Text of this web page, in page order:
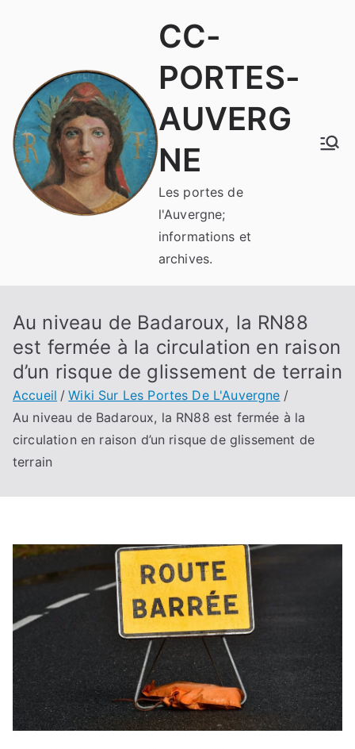
CC-
PORTES-
AUVERG
NE
Les portes de
l'Auvergne;
informations et
archives.
Au niveau de Badaroux, la RN88
est fermée à la circulation en raison
d’un risque de glissement de terrain
Accueil
Wiki Sur Les Portes De L'Auvergne
Au niveau de Badaroux, la RN88 est fermée à la
circulation en raison d’un risque de glissement de
terrain